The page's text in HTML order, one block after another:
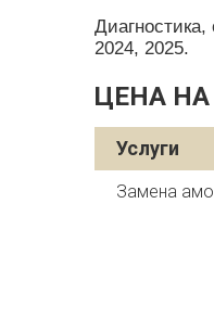
2024, 2025.
ЦЕНА НА
Услуги
Замена